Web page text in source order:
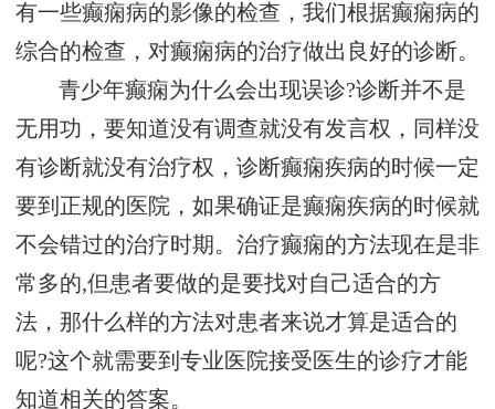
有一些癫痫病的影像的检查，我们根据癫痫病的
综合的检查，对癫痫病的治疗做出良好的诊断。
青少年癫痫为什么会出现误诊?诊断并不是
无用功，要知道没有调查就没有发言权，同样没
有诊断就没有治疗权，诊断癫痫疾病的时候一定
要到正规的医院，如果确证是癫痫疾病的时候就
不会错过的治疗时期。治疗癫痫的方法现在是非
常多的,但患者要做的是要找对自己适合的方
法，那什么样的方法对患者来说才算是适合的
呢?这个就需要到专业医院接受医生的诊疗才能
知道相关的答案。